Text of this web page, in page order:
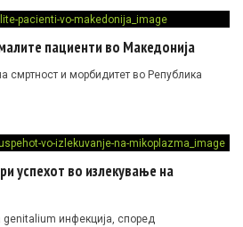
пациенти во Македонија
смртност и морбидитет во Република
успехот во излекување на
инфекција, според